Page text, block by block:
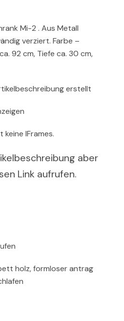
Mi-2 . Aus Metall
verziert. Farbe –
92 cm, Tiefe ca. 30 cm,
erstellt
IFrames.
aber
Link aufrufen.
holz, formloser antrag